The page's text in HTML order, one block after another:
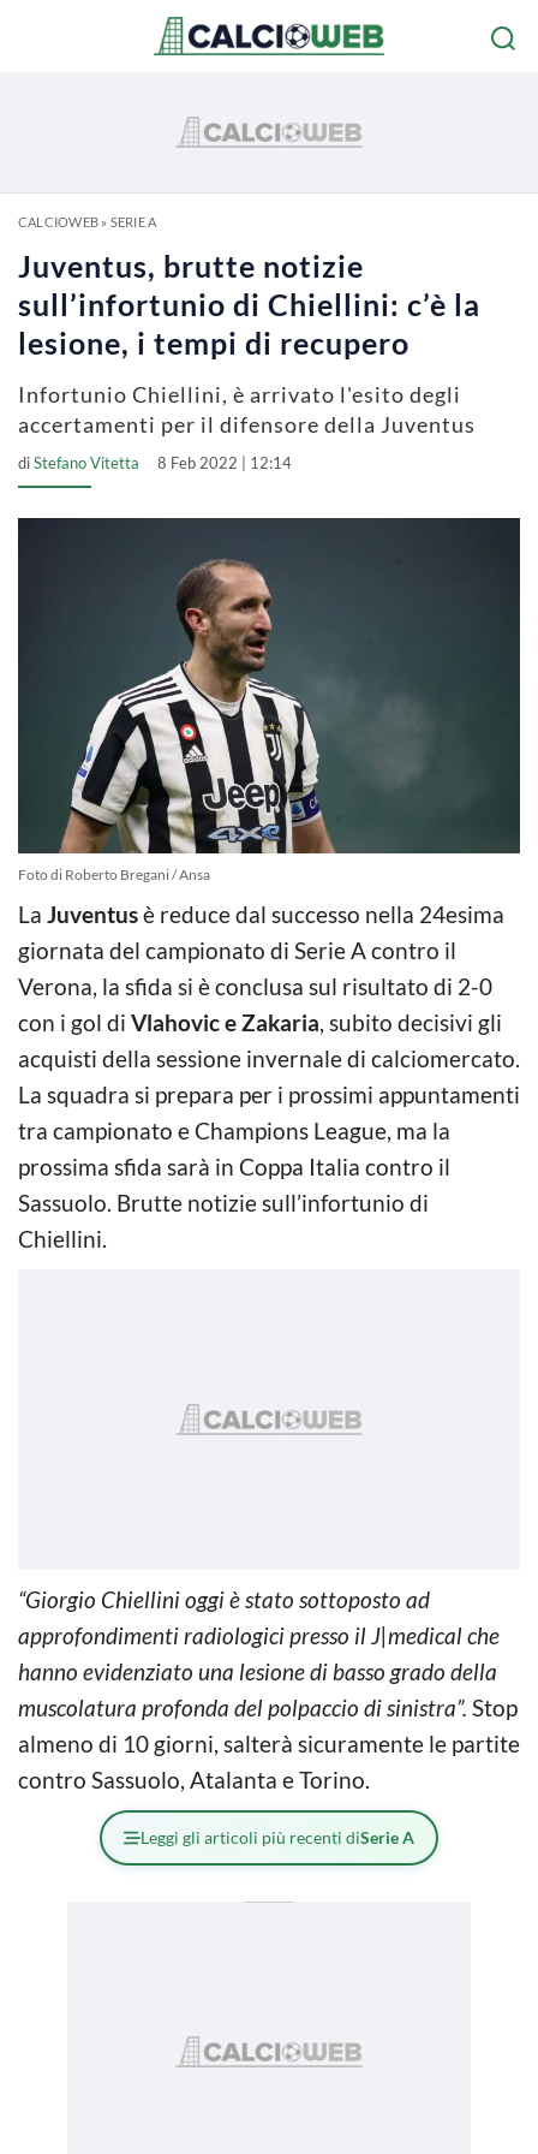
CALCIOWEB» SERIE A
Juventus, brutte notizie
sull’infortunio di Chiellini: c’è la
lesione, i tempi di recupero
Infortunio Chiellini, è arrivato l'esito degli
accertamenti per il difensore della Juventus
diStefano Vitetta 8 Feb 2022 | 12:14
Foto di Roberto Bregani / Ansa
La Juventusè reduce dal successo nella 24esima
giornata del campionato di Serie A contro il
Verona, la sfida si è conclusa sul risultato di 2-0
con i gol di Vlahovic e Zakaria, subito decisivi gli
acquisti della sessione invernale di calciomercato.
La squadra si prepara per i prossimi appuntamenti
tra campionato e Champions League, ma la
prossima sfida sarà in Coppa Italia contro il
Sassuolo. Brutte notizie sull’infortunio di
Chiellini.
“Giorgio Chiellini oggi è stato sottoposto ad
approfondimenti radiologici presso il J|medical che
hanno evidenziato una lesione di basso grado della
muscolatura profonda del polpaccio di sinistra”. Stop
almeno di 10 giorni, salterà sicuramente le partite
contro Sassuolo, Atalanta e Torino.
Leggi gli articoli più recenti diSerie A